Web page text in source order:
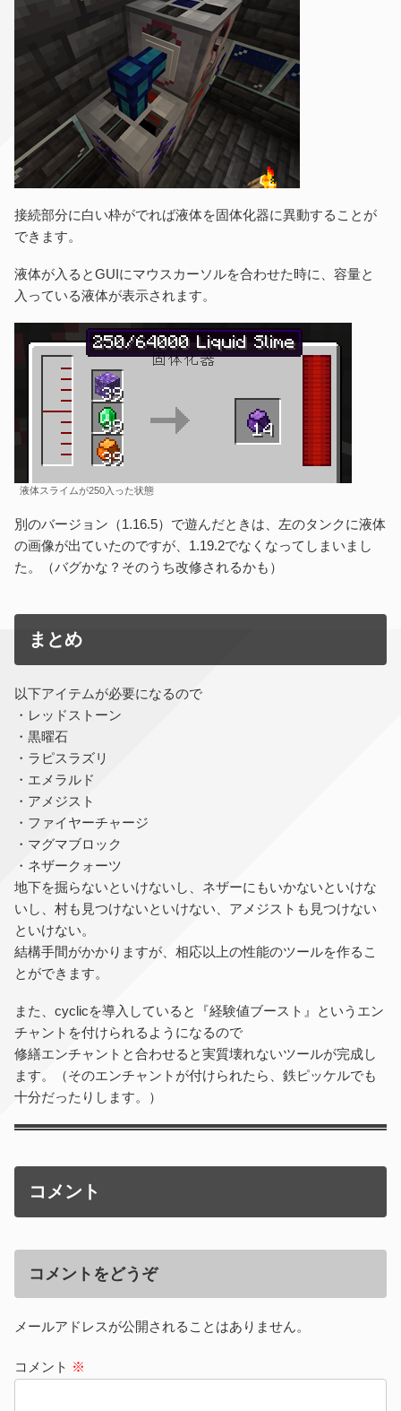
接続部分に白い枠がでれば液体を固体化器に異動することが
できます。
液体が入るとGUIにマウスカーソルを合わせた時に、容量と
入っている液体が表示されます。
液体スライムが250入った状態
別のバージョン（1.16.5）で遊んだときは、左のタンクに液体
の画像が出ていたのですが、1.19.2でなくなってしまいまし
た。（バグかな？そのうち改修されるかも）
まとめ
以下アイテムが必要になるので
・レッドストーン
・黒曜石
・ラピスラズリ
・エメラルド
・アメジスト
・ファイヤーチャージ
・マグマブロック
・ネザークォーツ
地下を掘らないといけないし、ネザーにもいかないといけな
いし、村も見つけないといけない、アメジストも見つけない
といけない。
結構手間がかかりますが、相応以上の性能のツールを作るこ
とができます。
また、cyclicを導入していると『経験値ブースト』というエン
チャントを付けられるようになるので
修繕エンチャントと合わせると実質壊れないツールが完成し
ます。（そのエンチャントが付けられたら、鉄ピッケルでも
十分だったりします。）
コメント
コメントをどうぞ
メールアドレスが公開されることはありません。
コメント ※